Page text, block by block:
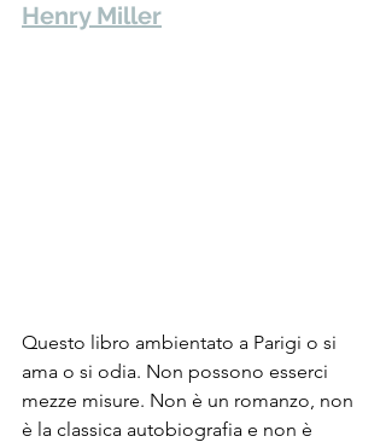
Henry Miller
Questo libro ambientato a Parigi o si
ama o si odia. Non possono esserci
mezze misure. Non è un romanzo, non
è la classica autobiografia e non è